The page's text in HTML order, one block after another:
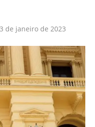
de janeiro de 2023